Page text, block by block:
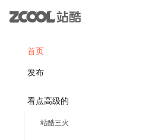
首页
发布
看点高级的
站酷三火